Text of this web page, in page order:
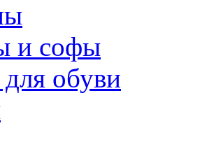
и софы
обуви